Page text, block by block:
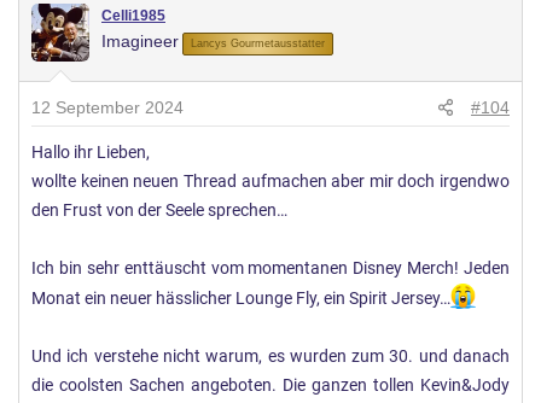
Celli1985
Imagineer Lancys Gourmetausstatter
12 September 2024 #104
Hallo ihr Lieben,
wollte keinen neuen Thread aufmachen aber mir doch irgendwo
den Frust von der Seele sprechen…
Ich bin sehr enttäuscht vom momentanen Disney Merch! Jeden
Monat ein neuer hässlicher Lounge Fly, ein Spirit Jersey…
Und ich verstehe nicht warum, es wurden zum 30. und danach
die coolsten Sachen angeboten. Die ganzen tollen Kevin&Jody